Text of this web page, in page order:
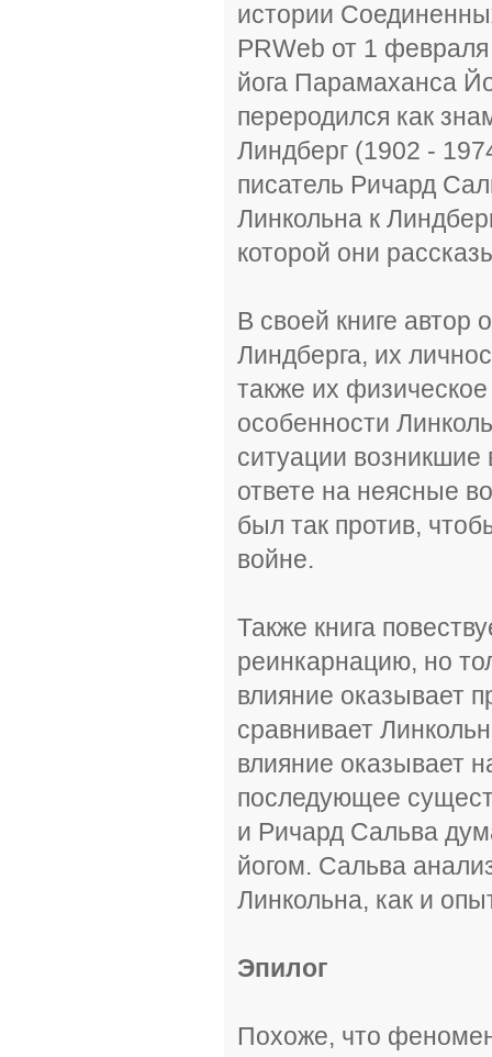
истории
PRWeb от 1
йога Парамаханса
переродился как
Линдберг (1902 -
писатель Ричард
Линкольна к
которой они
В своей книге автор
Линдберга, их
также их
особенности
ситуации возникшие
ответе на неясные
был так против,
войне.
Также книга
реинкарнацию, но
влияние оказывает
сравнивает
влияние оказывает
последующее
и Ричард Сальва
йогом. Сальва
Линкольна, как и
Эпилог
Похоже, что